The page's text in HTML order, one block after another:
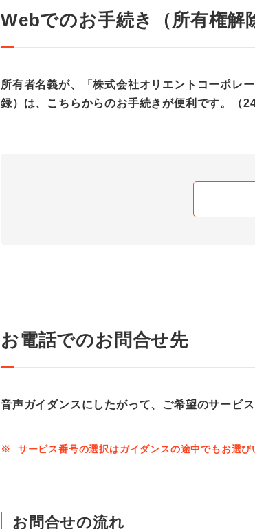
Webでのお手続き（所有権解
所有者名義が、「株式会社オリエントコーポレ
録）は、こちらからのお手続きが便利です。（
お電話でのお問合せ先
音声ガイダンスにしたがって、ご希望のサービ
※ サービス番号の選択はガイダンスの途中でもお選び
お問合せの流れ